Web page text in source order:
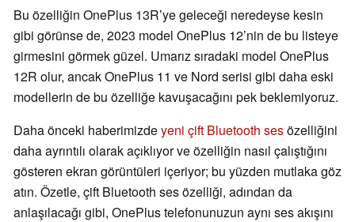
Bu özelliğin OnePlus 13R’ye geleceği neredeyse kesin
gibi görünse de, 2023 model OnePlus 12’nin de bu listeye
girmesini görmek güzel. Umarız sıradaki model OnePlus
12R olur, ancak OnePlus 11 ve Nord serisi gibi daha eski
modellerin de bu özelliğe kavuşacağını pek beklemiyoruz.
Daha önceki haberimizdeyeni çift Bluetooth sesözelliğini
daha ayrıntılı olarak açıklıyor ve özelliğin nasıl çalıştığını
gösteren ekran görüntüleri içeriyor; bu yüzden mutlaka göz
atın. Özetle, çift Bluetooth ses özelliği, adından da
anlaşılacağı gibi, OnePlus telefonunuzun aynı ses akışını